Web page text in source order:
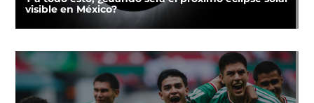
visible en México?